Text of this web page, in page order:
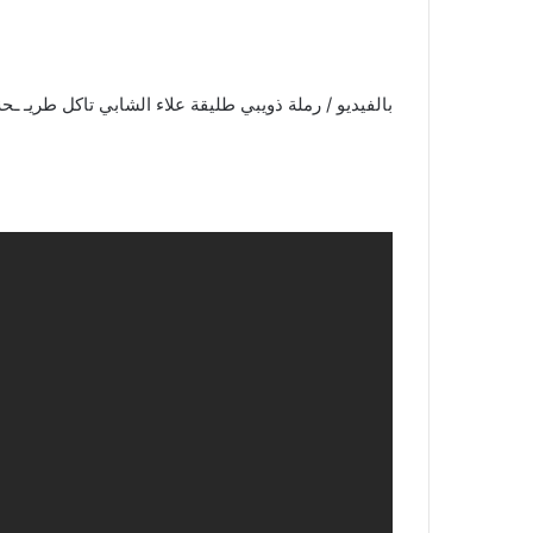
بالفيديو / رملة ذويبي طليقة علاء الشابي تاكل